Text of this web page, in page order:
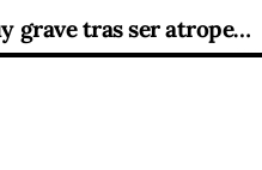
Una mujer de 92 años, muy grave tras ser atropellada por un camión en la calle Atocha